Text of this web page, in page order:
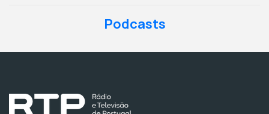
Podcasts